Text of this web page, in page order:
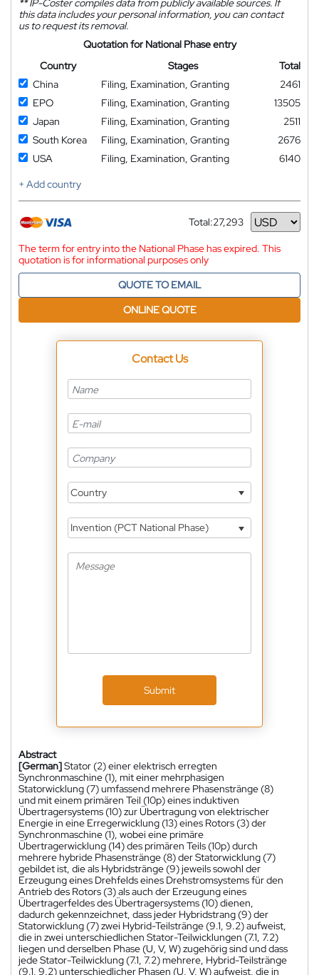
**IP-Coster compiles data from publicly available sources. If
this data includes your personal information, you can contact
us to request its removal.
Quotation for National Phase entry
Country
Stages
Total
China
Filing, Examination, Granting
2461
EPO
Filing, Examination, Granting
13505
Japan
Filing, Examination, Granting
2511
South Korea
Filing, Examination, Granting
2676
USA
Filing, Examination, Granting
6140
+ Add country
Total:27,293
Currency
The term for entry into the National Phase has expired. This
quotation is for informational purposes only
QUOTE TO EMAIL
ONLINE QUOTE
Contact Us
Country
Invention (PCT National Phase)
Submit
Abstract
[German]Stator (2) einer elektrisch erregten
Synchronmaschine (1), mit einer mehrphasigen
Statorwicklung (7) umfassend mehrere Phasenstränge (8)
und mit einem primären Teil (10p) eines induktiven
Übertragersystems (10) zur Übertragung von elektrischer
Energie in eine Erregerwicklung (13) eines Rotors (3) der
Synchronmaschine (1), wobei eine primäre
Übertragerwicklung (14) des primären Teils (10p) durch
mehrere hybride Phasenstränge (8) der Statorwicklung (7)
gebildet ist, die als Hybridstränge (9) jeweils sowohl der
Erzeugung eines Drehfelds eines Drehstromsystems für den
Antrieb des Rotors (3) als auch der Erzeugung eines
Übertragerfeldes des Übertragersystems (10) dienen,
dadurch gekennzeichnet, dass jeder Hybridstrang (9) der
Statorwicklung (7) zwei Hybrid-Teilstränge (9.1, 9.2) aufweist,
die in zwei unterschiedlichen Stator-Teilwicklungen (7.1, 7.2)
liegen und derselben Phase (U, V, W) zugehörig sind und dass
jede Stator-Teilwicklung (7.1, 7.2) mehrere, Hybrid-Teilstränge
(9.1, 9.2) unterschiedlicher Phasen (U, V, W) aufweist, die in